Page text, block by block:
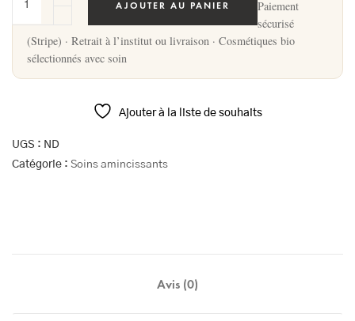
AJOUTER AU PANIER
Paiement
sécurisé
(Stripe) · Retrait à l’institut ou livraison · Cosmétiques bio
sélectionnés avec soin
Ajouter à la liste de souhaits
UGS : ND
Catégorie : Soins amincissants
Avis (0)